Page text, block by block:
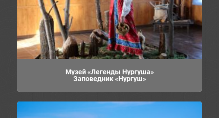
Музей «Легенды Нургуша»
Заповедник «Нургуш»